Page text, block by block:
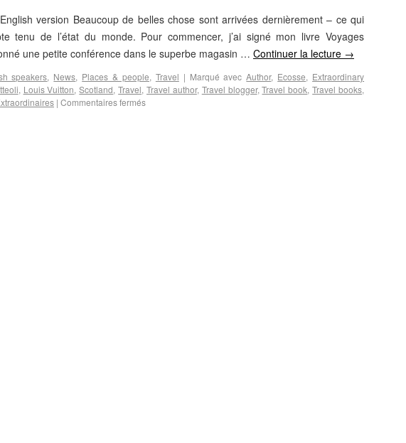
version Beaucoup de belles chose sont arrivées dernièrement – ce qui
tenu de l’état du monde. Pour commencer, j’ai signé mon livre Voyages
une petite conférence dans le superbe magasin … Continuer la lecture →
speakers, News, Places & people, Travel | Marqué avec Author, Ecosse, Extraordinary
, Louis Vuitton,Scotland,Travel,Travel author, Travel blogger,Travel book,Travel books,
| Commentaires fermés